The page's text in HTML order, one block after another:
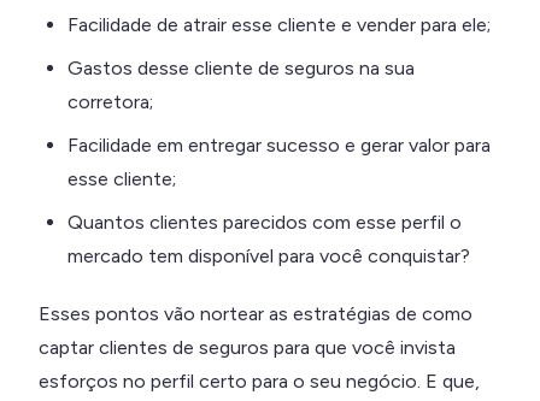
Facilidade de atrair esse cliente e vender para ele;
Gastos desse cliente de seguros na sua
corretora;
Facilidade em entregar sucesso e gerar valor para
esse cliente;
Quantos clientes parecidos com esse perfil o
mercado tem disponível para você conquistar?
Esses pontos vão nortear as estratégias de como
captar clientes de seguros para que você invista
esforços no perfil certo para o seu negócio. E que,